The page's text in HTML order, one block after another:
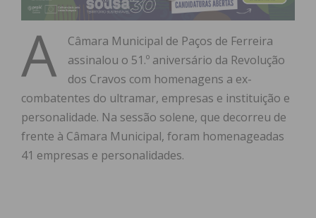
A
Câmara Municipal de Paços de Ferreira
assinalou o 51.º aniversário da Revolução
dos Cravos com homenagens a ex-
combatentes do ultramar, empresas e instituição e
personalidade. Na sessão solene, que decorreu de
frente à Câmara Municipal, foram homenageadas
41 empresas e personalidades.